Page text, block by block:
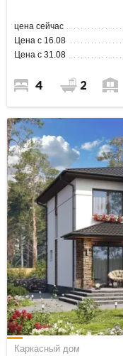
цена сейчас
Цена с 16.08
Цена с 31.08
4 2
Каркасный дом